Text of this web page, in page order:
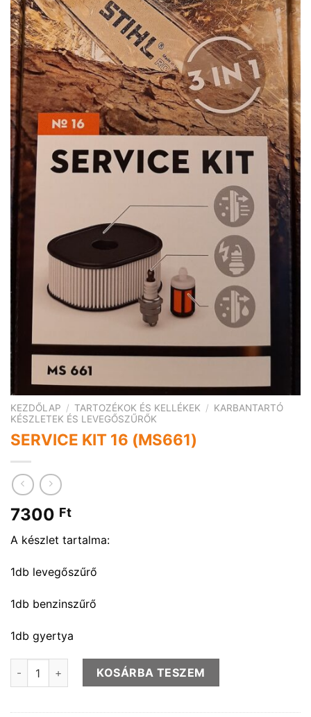
KEZDŐLAP / TARTOZÉKOK ÉS KELLÉKEK / KARBANTARTÓ
KÉSZLETEK ÉS LEVEGŐSZŰRŐK
SERVICE KIT 16 (MS661)
7300 Ft
A készlet tartalma:
1db levegőszűrő
1db benzinszűrő
1db gyertya
SERVICE KIT 16 (MS661) mennyiség
KOSÁRBA TESZEM